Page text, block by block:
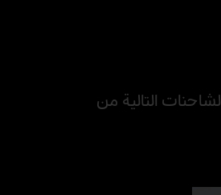
التالية من